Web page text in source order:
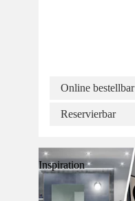
Online bestellbar
Reservierbar
Inspiration